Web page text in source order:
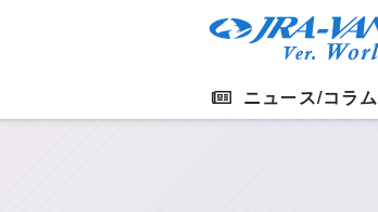
ニュース/コラム